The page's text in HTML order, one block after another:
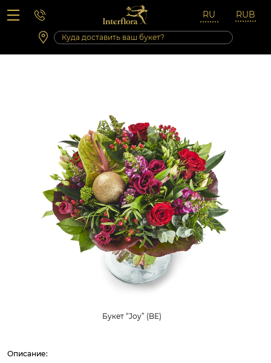
Вопросы-ответы
Сб 10:00 ‐ 14:00
Выходные и праздничные дни
Букет “Joy” (BE)
Описание: